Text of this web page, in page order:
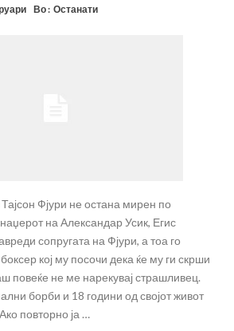
Во : Останати
Фјури не остана мирен по
на Александар Усик, Егис
сопругата на Фјури, а тоа го
кој му посочи дека ќе му ги скрши
повеќе не ме нарекувај страшливец.
борби и 18 години од својот живот
повторно ја …